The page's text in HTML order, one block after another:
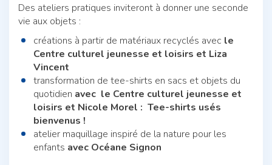
Des ateliers pratiques inviteront à donner une seconde
vie aux objets :
créations à partir de matériaux recyclés avec le
Centre culturel jeunesse et loisirs et Liza
Vincent
transformation de tee-shirts en sacs et objets du
quotidien avec le Centre culturel jeunesse et
loisirs et Nicole Morel : Tee-shirts usés
bienvenus !
atelier maquillage inspiré de la nature pour les
enfants avec Océane Signon